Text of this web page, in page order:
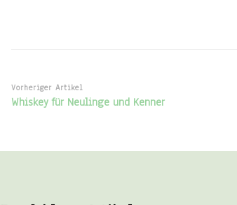
Beitragsnavigation
Vorheriger Artikel
Whiskey für Neulinge und Kenner